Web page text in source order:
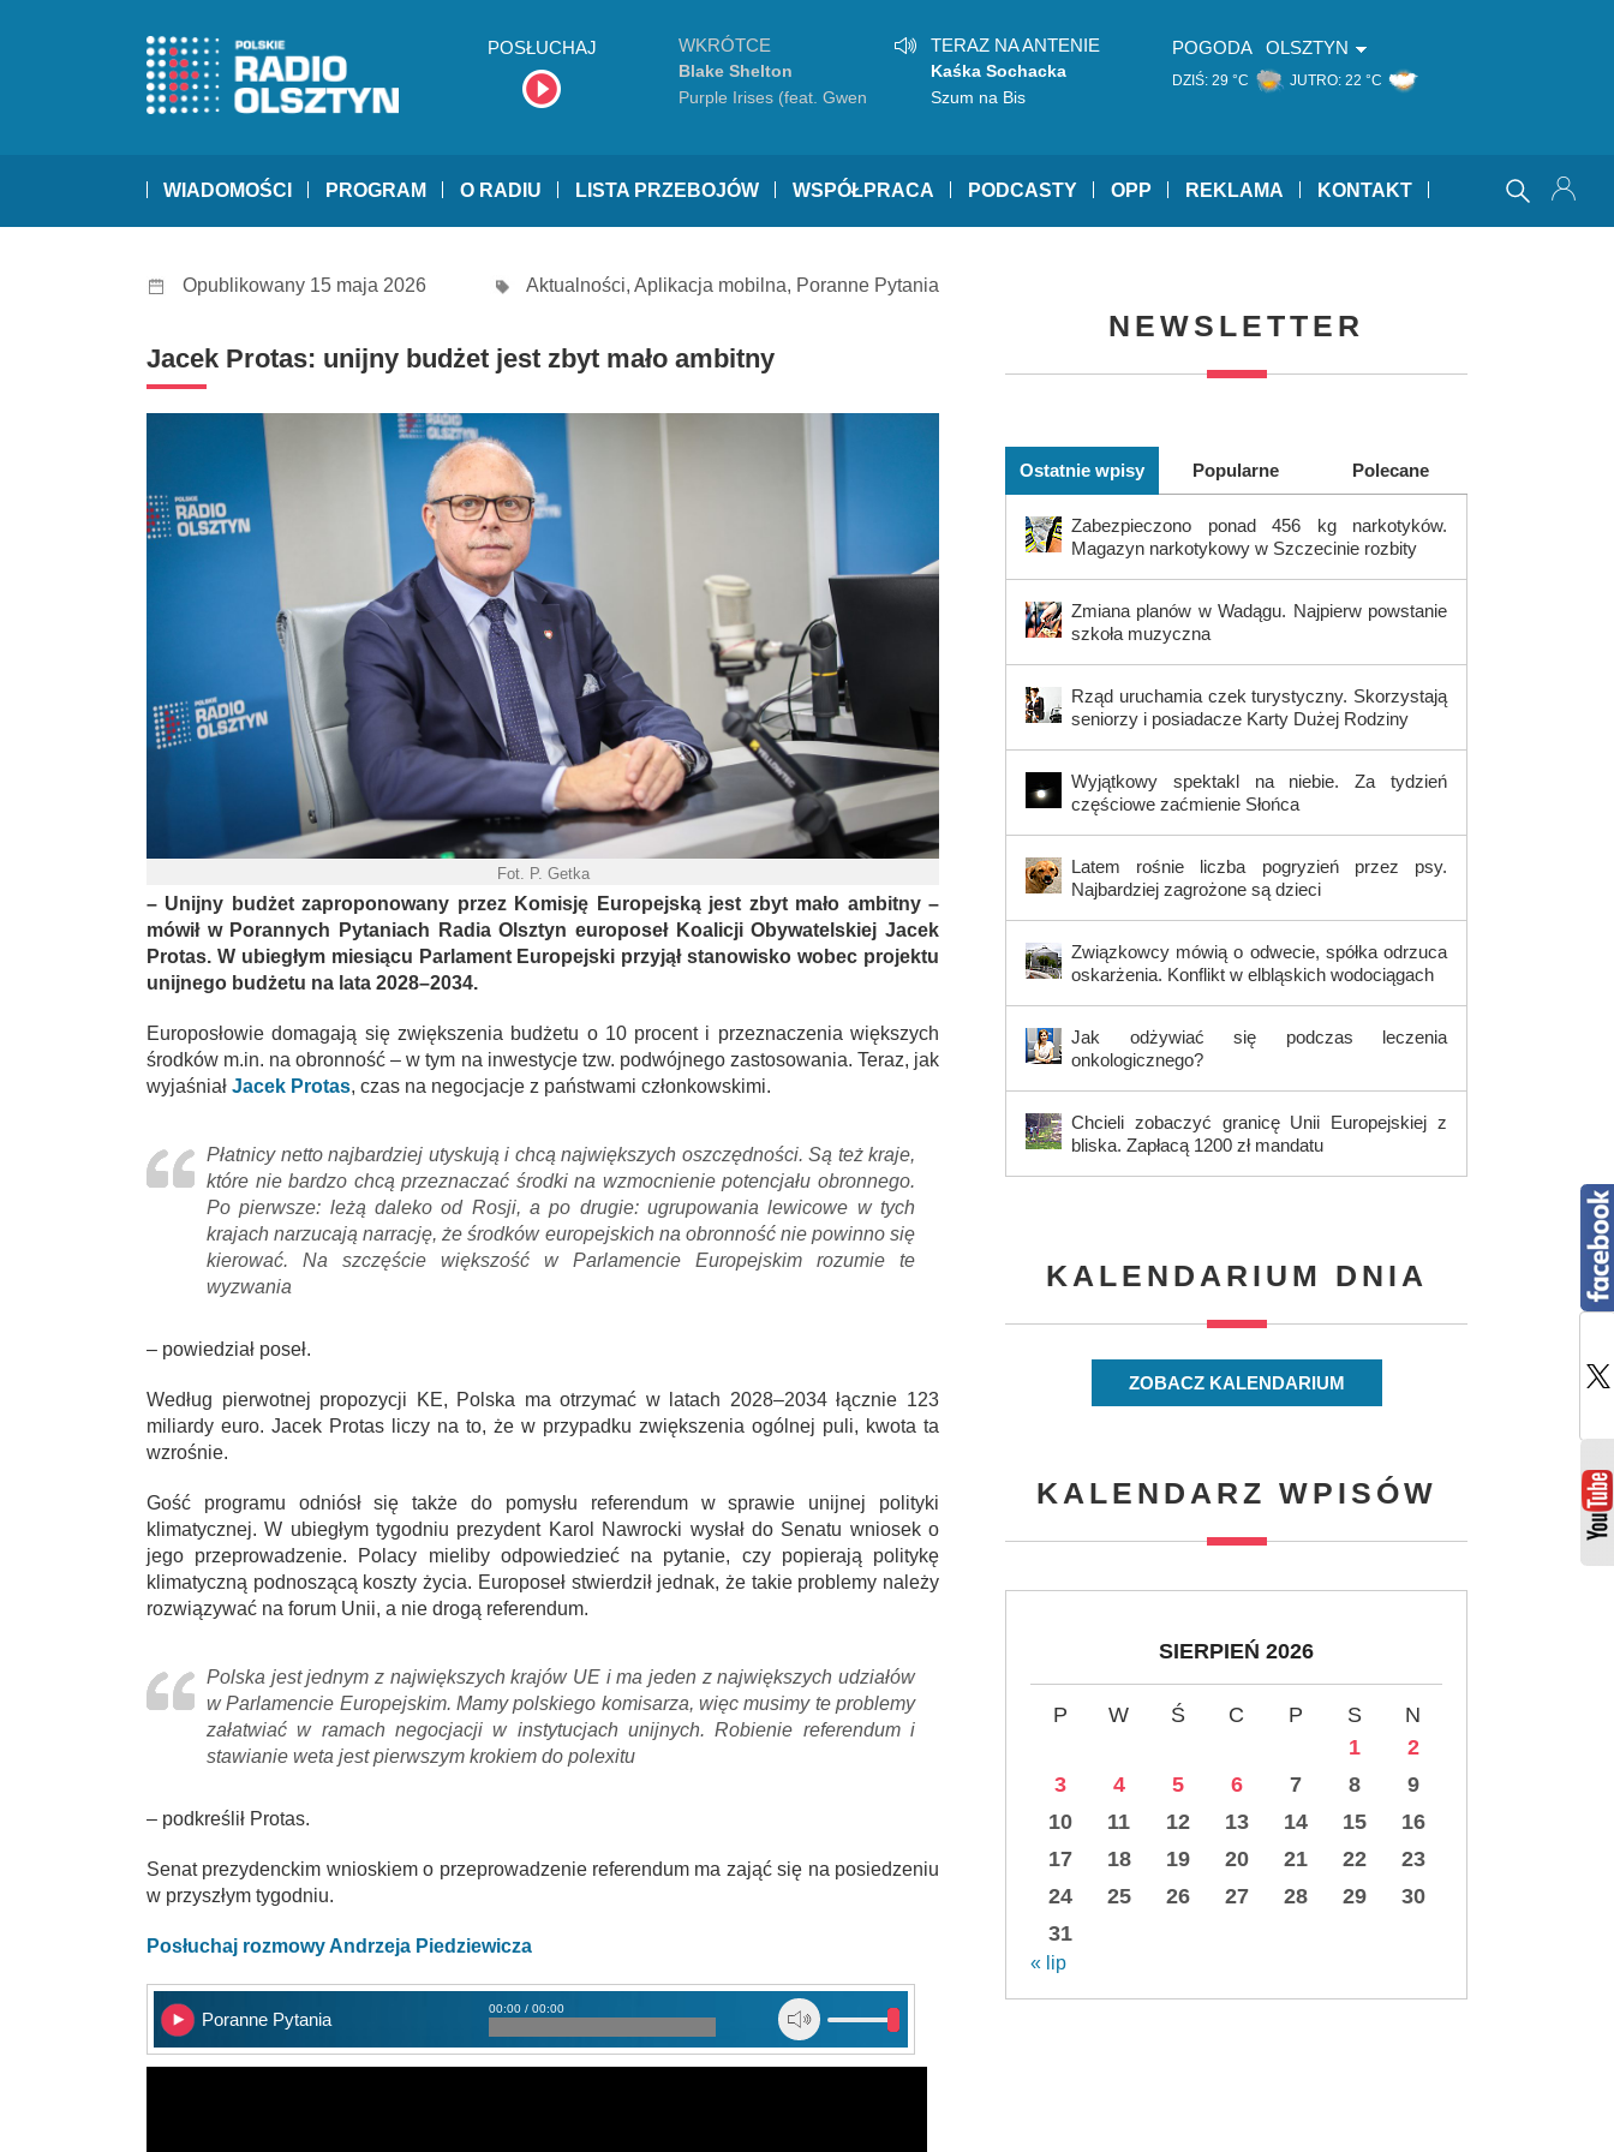
POSŁUCHAJ WKRÓTCE
Blake Shelton
Purple Irises (feat. Gwen
TERAZ NA ANTENIE
Kaśka Sochacka
Szum na Bis
POGODA OLSZTYN
DZIŚ: 29 °C JUTRO: 22 °C
WIADOMOŚCI PROGRAM O RADIU LISTA PRZEBOJÓW WSPÓŁPRACA PODCASTY OPP REKLAMA KONTAKT
Opublikowany 15 maja 2026 Aktualności, Aplikacja mobilna, Poranne Pytania
Jacek Protas: unijny budżet jest zbyt mało ambitny
Fot. P. Getka
– Unijny budżet zaproponowany przez Komisję Europejską jest zbyt mało ambitny –
mówił w Porannych Pytaniach Radia Olsztyn europoseł Koalicji Obywatelskiej Jacek
Protas. W ubiegłym miesiącu Parlament Europejski przyjął stanowisko wobec projektu
unijnego budżetu na lata 2028–2034.
Europosłowie domagają się zwiększenia budżetu o 10 procent i przeznaczenia większych
środków m.in. na obronność – w tym na inwestycje tzw. podwójnego zastosowania. Teraz, jak
wyjaśniał Jacek Protas, czas na negocjacje z państwami członkowskimi.
Płatnicy netto najbardziej utyskują i chcą największych oszczędności. Są też kraje,
które nie bardzo chcą przeznaczać środki na wzmocnienie potencjału obronnego.
Po pierwsze: leżą daleko od Rosji, a po drugie: ugrupowania lewicowe w tych
krajach narzucają narrację, że środków europejskich na obronność nie powinno się
kierować. Na szczęście większość w Parlamencie Europejskim rozumie te
wyzwania
– powiedział poseł.
Według pierwotnej propozycji KE, Polska ma otrzymać w latach 2028–2034 łącznie 123
miliardy euro. Jacek Protas liczy na to, że w przypadku zwiększenia ogólnej puli, kwota ta
wzrośnie.
Gość programu odniósł się także do pomysłu referendum w sprawie unijnej polityki
klimatycznej. W ubiegłym tygodniu prezydent Karol Nawrocki wysłał do Senatu wniosek o
jego przeprowadzenie. Polacy mieliby odpowiedzieć na pytanie, czy popierają politykę
klimatyczną podnoszącą koszty życia. Europoseł stwierdził jednak, że takie problemy należy
rozwiązywać na forum Unii, a nie drogą referendum.
Polska jest jednym z największych krajów UE i ma jeden z największych udziałów
w Parlamencie Europejskim. Mamy polskiego komisarza, więc musimy te problemy
załatwiać w ramach negocjacji w instytucjach unijnych. Robienie referendum i
stawianie weta jest pierwszym krokiem do polexitu
– podkreślił Protas.
Senat prezydenckim wnioskiem o przeprowadzenie referendum ma zająć się na posiedzeniu
w przyszłym tygodniu.
Posłuchaj rozmowy Andrzeja Piedziewicza
Poranne Pytania
00:00 / 00:00
NEWSLETTER
Ostatnie wpisy Popularne Polecane
Zabezpieczono ponad 456 kg narkotyków.
Magazyn narkotykowy w Szczecinie rozbity
Zmiana planów w Wadągu. Najpierw powstanie
szkoła muzyczna
Rząd uruchamia czek turystyczny. Skorzystają
seniorzy i posiadacze Karty Dużej Rodziny
Wyjątkowy spektakl na niebie. Za tydzień
częściowe zaćmienie Słońca
Latem rośnie liczba pogryzień przez psy.
Najbardziej zagrożone są dzieci
Związkowcy mówią o odwecie, spółka odrzuca
oskarżenia. Konflikt w elbląskich wodociągach
Jak odżywiać się podczas leczenia
onkologicznego?
Chcieli zobaczyć granicę Unii Europejskiej z
bliska. Zapłacą 1200 zł mandatu
KALENDARIUM DNIA
ZOBACZ KALENDARIUM
KALENDARZ WPISÓW
SIERPIEŃ 2026
P W Ś C P S
N
1
2
3
4 5 6 7 8
9
10
11 12 13 14 15
16
17
18 19 20 21 22
23
24
25 26 27 28 29
30
31
« lip